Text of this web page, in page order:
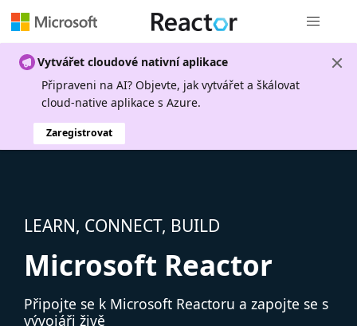
Vytvářet cloudové nativní aplikace
Připraveni na AI? Objevte, jak vytvářet a škálovat
cloud-native aplikace s Azure.
Zaregistrovat
LEARN, CONNECT, BUILD
Microsoft Reactor
Připojte se k Microsoft Reactoru a zapojte se s
vývojáři živě